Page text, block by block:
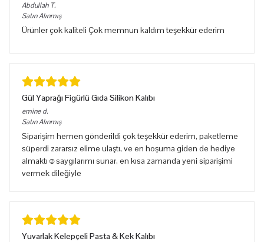
Abdullah T.
Satın Alınmış
Ürünler çok kaliteli Çok memnun kaldım teşekkür ederim
Gül Yaprağı Figürlü Gıda Silikon Kalıbı
emine d.
Satın Alınmış
Siparişim hemen gönderildi çok teşekkür ederim, paketleme
süperdi zararsız elime ulaştı, ve en hoşuma giden de hediye
almaktı☺️saygılarımı sunar, en kısa zamanda yeni siparişimi
vermek dileğiyle
Yuvarlak Kelepçeli Pasta & Kek Kalıbı